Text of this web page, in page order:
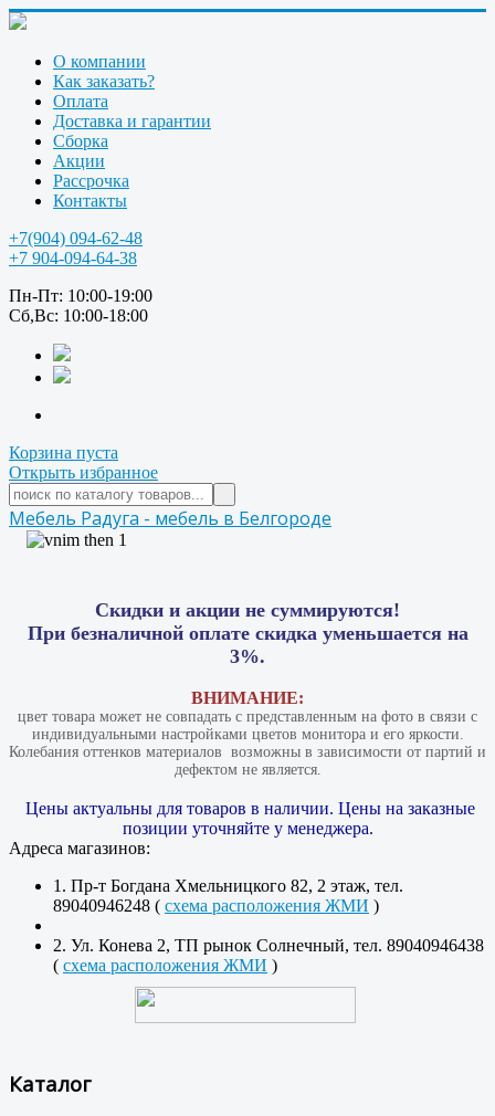
О компании
Как заказать?
Оплата
Доставка и гарантии
Сборка
Акции
Рассрочка
Контакты
+7(904) 094-62-48
+7 904-094-64-38
Пн-Пт: 10:00-19:00
Сб,Вс: 10:00-18:00
Корзина пуста
Открыть избранное
Мебель Радуга - мебель в Белгороде
Скидки и акции не суммируются!
При безналичной оплате скидка уменьшается на
3%.
ВНИМАНИЕ:
цвет товара может не совпадать с представленным на фото в связи с
индивидуальными настройками цветов монитора и его яркости.
Колебания оттенков материалов​ ​ возможны в зависимости от партий и
дефектом не является.
Цены актуальны для товаров в наличии. Цены на заказные
позиции уточняйте у менеджера.
Адреса магазинов:
1. Пр-т Богдана Хмельницкого 82, 2 этаж, тел.
89040946248 ( схема расположения ЖМИ )
2. Ул. Конева 2, ТП рынок Солнечный, тел. 89040946438
( схема расположения ЖМИ )
Каталог